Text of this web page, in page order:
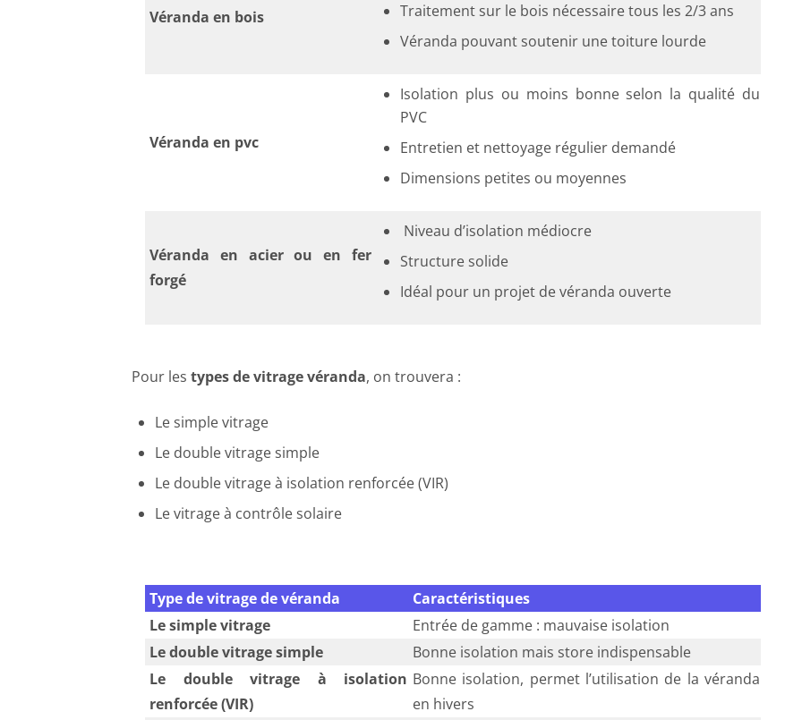
Véranda en bois
Traitement sur le bois nécessaire tous les 2/3 ans
Véranda pouvant soutenir une toiture lourde
Véranda en pvc
Isolation plus ou moins bonne selon la qualité du
PVC
Entretien et nettoyage régulier demandé
Dimensions petites ou moyennes
Véranda en acier ou en fer
forgé
Niveau d’isolation médiocre
Structure solide
Idéal pour un projet de véranda ouverte
Pour les types de vitrage véranda, on trouvera :
Le simple vitrage
Le double vitrage simple
Le double vitrage à isolation renforcée (VIR)
Le vitrage à contrôle solaire
Type de vitrage de véranda
Caractéristiques
Le simple vitrage
Entrée de gamme : mauvaise isolation
Le double vitrage simple
Bonne isolation mais store indispensable
Le double vitrage à isolation
renforcée (VIR)
Bonne isolation, permet l’utilisation de la véranda
en hivers